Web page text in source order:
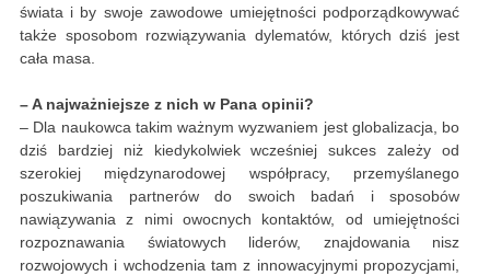
świata i by swoje zawodowe umiejętności podporządkowywać
także sposobom rozwiązywania dylematów, których dziś jest
cała masa.
– A najważniejsze z nich w Pana opinii?
– Dla naukowca takim ważnym wyzwaniem jest globalizacja, bo
dziś bardziej niż kiedykolwiek wcześniej sukces zależy od
szerokiej międzynarodowej współpracy, przemyślanego
poszukiwania partnerów do swoich badań i sposobów
nawiązywania z nimi owocnych kontaktów, od umiejętności
rozpoznawania światowych liderów, znajdowania nisz
rozwojowych i wchodzenia tam z innowacyjnymi propozycjami,